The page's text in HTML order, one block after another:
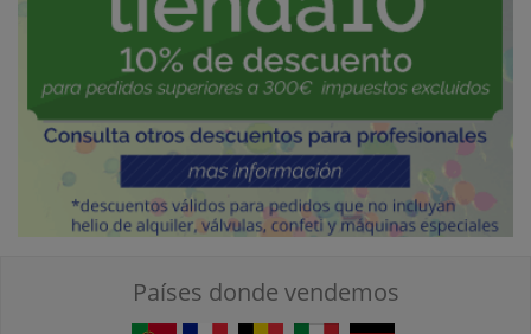
Países donde vendemos